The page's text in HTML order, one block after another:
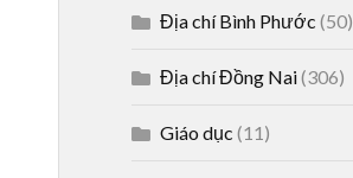
Địa chí Bình Phước (50)
Địa chí Đồng Nai(306)
Giáo dục (11)